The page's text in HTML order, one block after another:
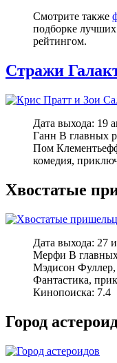
Смотрите также
подборке
рейтингом.
Стражи
Дата выхода: 19
Ганн В главных
Пом
комедия,
Хвостатые
Дата выхода: 27
Мерфи В
Мэдисон
Фантастика,
Кинопоиска: 7.4
Город